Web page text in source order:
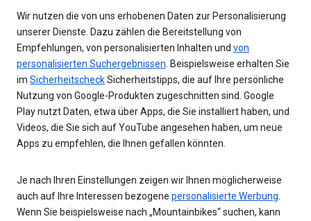
Wir nutzen die von uns erhobenen Daten zur Personalisierung
unserer Dienste. Dazu zählen die Bereitstellung von
Empfehlungen, von personalisierten Inhalten und von
personalisierten Suchergebnissen . Beispielsweise erhalten Sie
im SicherheitscheckSicherheitstipps, die auf Ihre persönliche
Nutzung von Google-Produkten zugeschnitten sind. Google
Play nutzt Daten, etwa über Apps, die Sie installiert haben, und
Videos, die Sie sich auf YouTube angesehen haben, um neue
Apps zu empfehlen, die Ihnen gefallen könnten.
Je nach Ihren Einstellungen zeigen wir Ihnen möglicherweise
auch auf Ihre Interessen bezogene personalisierte Werbung
Wenn Sie beispielsweise nach „Mountainbikes“ suchen, kann